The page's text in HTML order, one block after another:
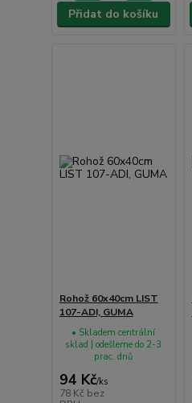
Přidat do košíku
Rohož 60x40cm LIST
107-ADI, GUMA
94 Kč/ks
78 Kč bez
• Skladem centrální
sklad | odešleme do 2-3
prac. dnů